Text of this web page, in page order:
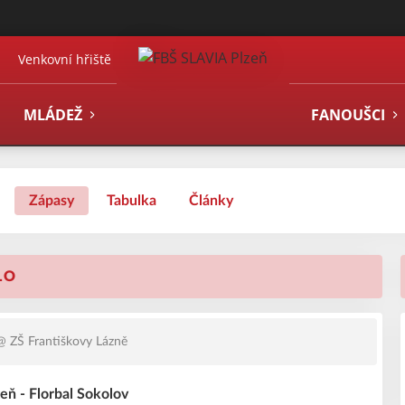
Venkovní hřiště
MLÁDEŽ FANOUŠCI
Zápasy Tabulka Články
ZŠ Františkovy Lázně
- Florbal Sokolov